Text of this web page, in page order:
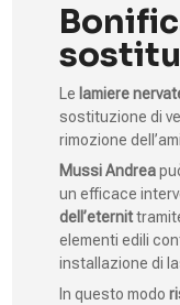
Le lamiere
sostituzione di
rimozione
Mussi Andrea
un efficace
dell’eternit
elementi edili
installazione di
In questo modo